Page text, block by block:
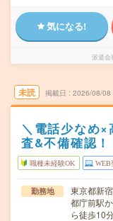
気になる!
派遣会
未読 掲載日 2026/08/08
＼電話少なめ
査&不備確認！
職種未経験OK WEB
勤務地
東京都新
都庁前駅
ら徒歩10